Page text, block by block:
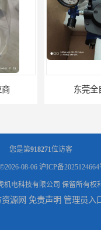
石家庄污
您是第918271位访客
08-06 沪ICP备2025124664
机电科技有限公司 保留所有权利.
资源网 免责声明 管理员入